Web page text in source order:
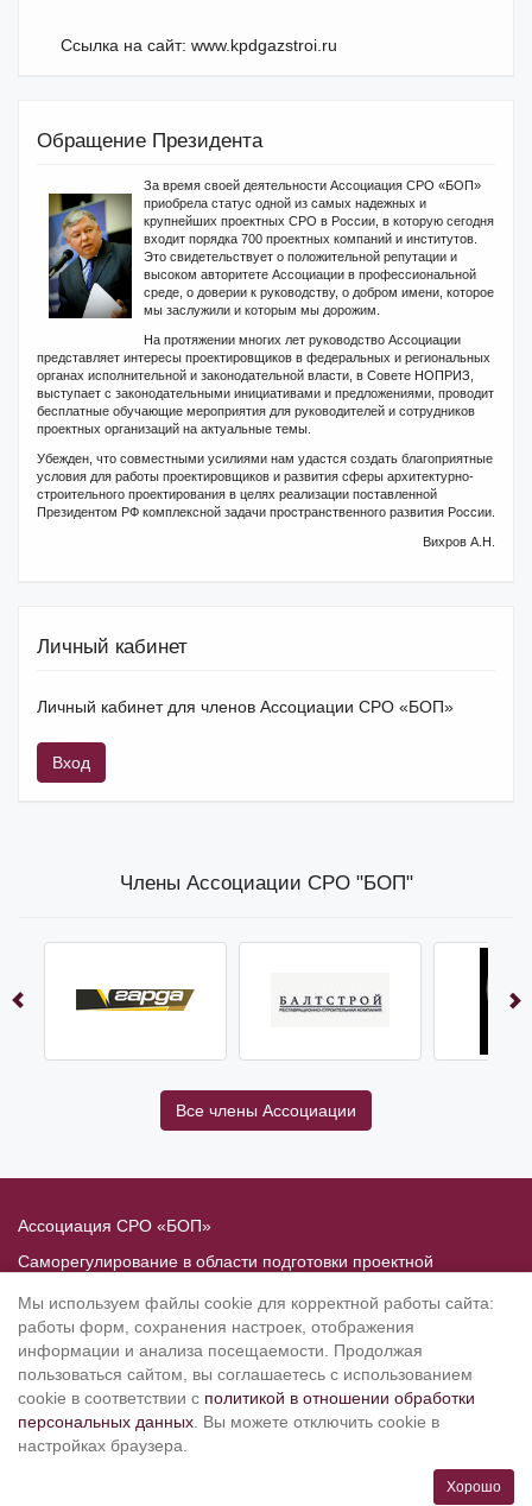
Ссылка на сайт: www.kpdgazstroi.ru
Обращение Президента
За время своей деятельности Ассоциация СРО «БОП»
приобрела статус одной из самых надежных и
крупнейших проектных СРО в России, в которую сегодня
входит порядка 700 проектных компаний и институтов.
Это свидетельствует о положительной репутации и
высоком авторитете Ассоциации в профессиональной
среде, о доверии к руководству, о добром имени, которое
мы заслужили и которым мы дорожим.
На протяжении многих лет руководство Ассоциации
представляет интересы проектировщиков в федеральных и региональных
органах исполнительной и законодательной власти, в Совете НОПРИЗ,
выступает с законодательными инициативами и предложениями, проводит
бесплатные обучающие мероприятия для руководителей и сотрудников
проектных организаций на актуальные темы.
Убежден, что совместными усилиями нам удастся создать благоприятные
условия для работы проектировщиков и развития сферы архитектурно-
строительного проектирования в целях реализации поставленной
Президентом РФ комплексной задачи пространственного развития России.
Вихров А.Н.
Личный кабинет
Личный кабинет для членов Ассоциации СРО «БОП»
Вход
Члены Ассоциации СРО "БОП"
Все члены Ассоциации
Ассоциация СРО «БОП»
Саморегулирование в области подготовки проектной
Политика в отношении обработки персональных данных
190020, Санкт-Петербург, Рижский пр. 3, литер Б
Тел.: 8-800-505-02-38
(812) 251-31-01, 251-10-50, 251-79-65
Режим работы: ПН-ЧТ с 10.00 до 19.00, ПТ с 10.00 до 17.45
Мы используем файлы cookie для корректной работы сайта:
работы форм, сохранения настроек, отображения
информации и анализа посещаемости. Продолжая
пользоваться сайтом, вы соглашаетесь с использованием
cookie в соответствии с политикой в отношении обработки
персональных данных . Вы можете отключить cookie в
настройках браузера.
Хорошо